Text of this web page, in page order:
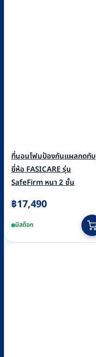
ที่นอนโฟมป้องกันแผลกดทับ
ยี่ห้อ FASICARE รุ่น
SafeFirm หนา 2 ชั้น
฿17,490
มีสต็อก